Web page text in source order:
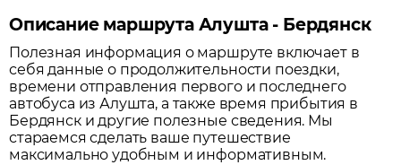
Описание маршрута Алушта - Бердянск
Полезная информация о маршруте включает в
себя данные о продолжительности поездки,
времени отправления первого и последнего
автобуса изАлушта, а также время прибытия в
Бердянски другие полезные сведения. Мы
стараемся сделать ваше путешествие
максимально удобным и информативным.